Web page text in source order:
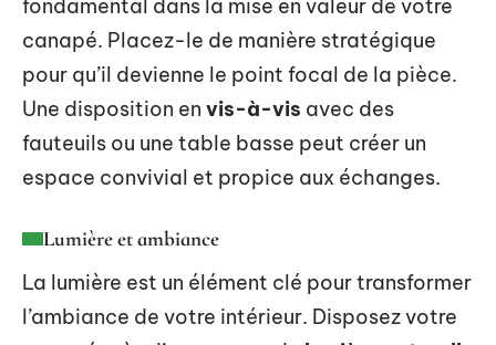
fondamental dans la mise en valeur de votre
canapé. Placez-le de manière stratégique
pour qu’il devienne le point focal de la pièce.
Une disposition en vis-à-vis avec des
fauteuils ou une table basse peut créer un
espace convivial et propice aux échanges.
Lumière et ambiance
La lumière est un élément clé pour transformer
l’ambiance de votre intérieur. Disposez votre